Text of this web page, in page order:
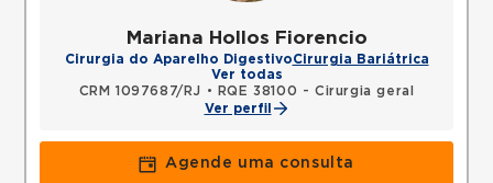
Mariana Hollos Fiorencio
Cirurgia do Aparelho DigestivoCirurgia Bariátrica
Ver todas
CRM 1097687/RJ •
RQE 38100 - Cirurgia geral
Ver perfil
Agende uma consulta